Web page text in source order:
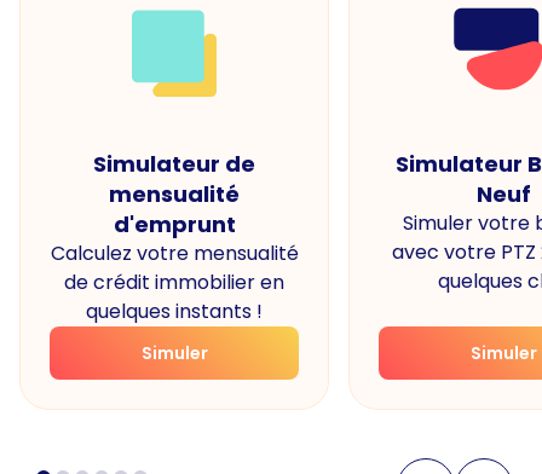
Simulateur de
mensualité
d'emprunt
Calculez votre mensualité
de crédit immobilier en
quelques instants !
Simuler
Simulateur
Neuf
Simuler votre
avec votre PTZ
quelques
Simuler